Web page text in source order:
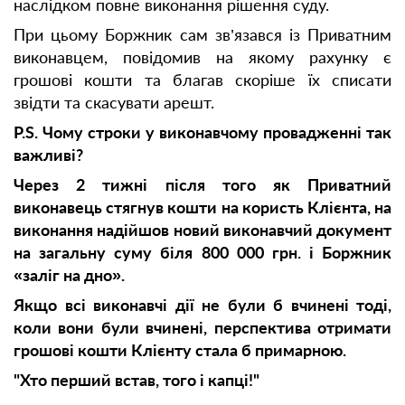
наслідком повне виконання рішення суду.
При цьому Боржник сам зв’язався із Приватним
виконавцем, повідомив на якому рахунку є
грошові кошти та благав скоріше їх списати
звідти та скасувати арешт.
P.S. Чому строки у виконавчому провадженні так
важливі?
Через 2 тижні після того як Приватний
виконавець стягнув кошти на користь Клієнта, на
виконання надійшов новий виконавчий документ
на загальну суму біля 800 000 грн. і Боржник
«заліг на дно».
Якщо всі виконавчі дії не були б вчинені тоді,
коли вони були вчинені, перспектива отримати
грошові кошти Клієнту стала б примарною.
"Хто перший встав, того і капці!"